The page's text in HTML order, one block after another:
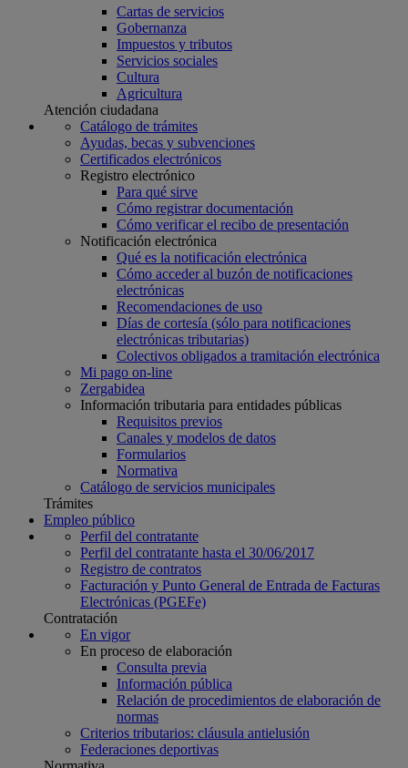
Cartas de servicios
Gobernanza
Impuestos y tributos
Servicios sociales
Cultura
Agricultura
Atención ciudadana
Catálogo de trámites
Ayudas, becas y subvenciones
Certificados electrónicos
Registro electrónico
Para qué sirve
Cómo registrar documentación
Cómo verificar el recibo de presentación
Notificación electrónica
Qué es la notificación electrónica
Cómo acceder al buzón de notificaciones
electrónicas
Recomendaciones de uso
Días de cortesía (sólo para notificaciones
electrónicas tributarias)
Colectivos obligados a tramitación electrónica
Mi pago on-line
Zergabidea
Información tributaria para entidades públicas
Requisitos previos
Canales y modelos de datos
Formularios
Normativa
Catálogo de servicios municipales
Trámites
Empleo público
Perfil del contratante
Perfil del contratante hasta el 30/06/2017
Registro de contratos
Facturación y Punto General de Entrada de Facturas
Electrónicas (PGEFe)
Contratación
En vigor
En proceso de elaboración
Consulta previa
Información pública
Relación de procedimientos de elaboración de
normas
Criterios tributarios: cláusula antielusión
Federaciones deportivas